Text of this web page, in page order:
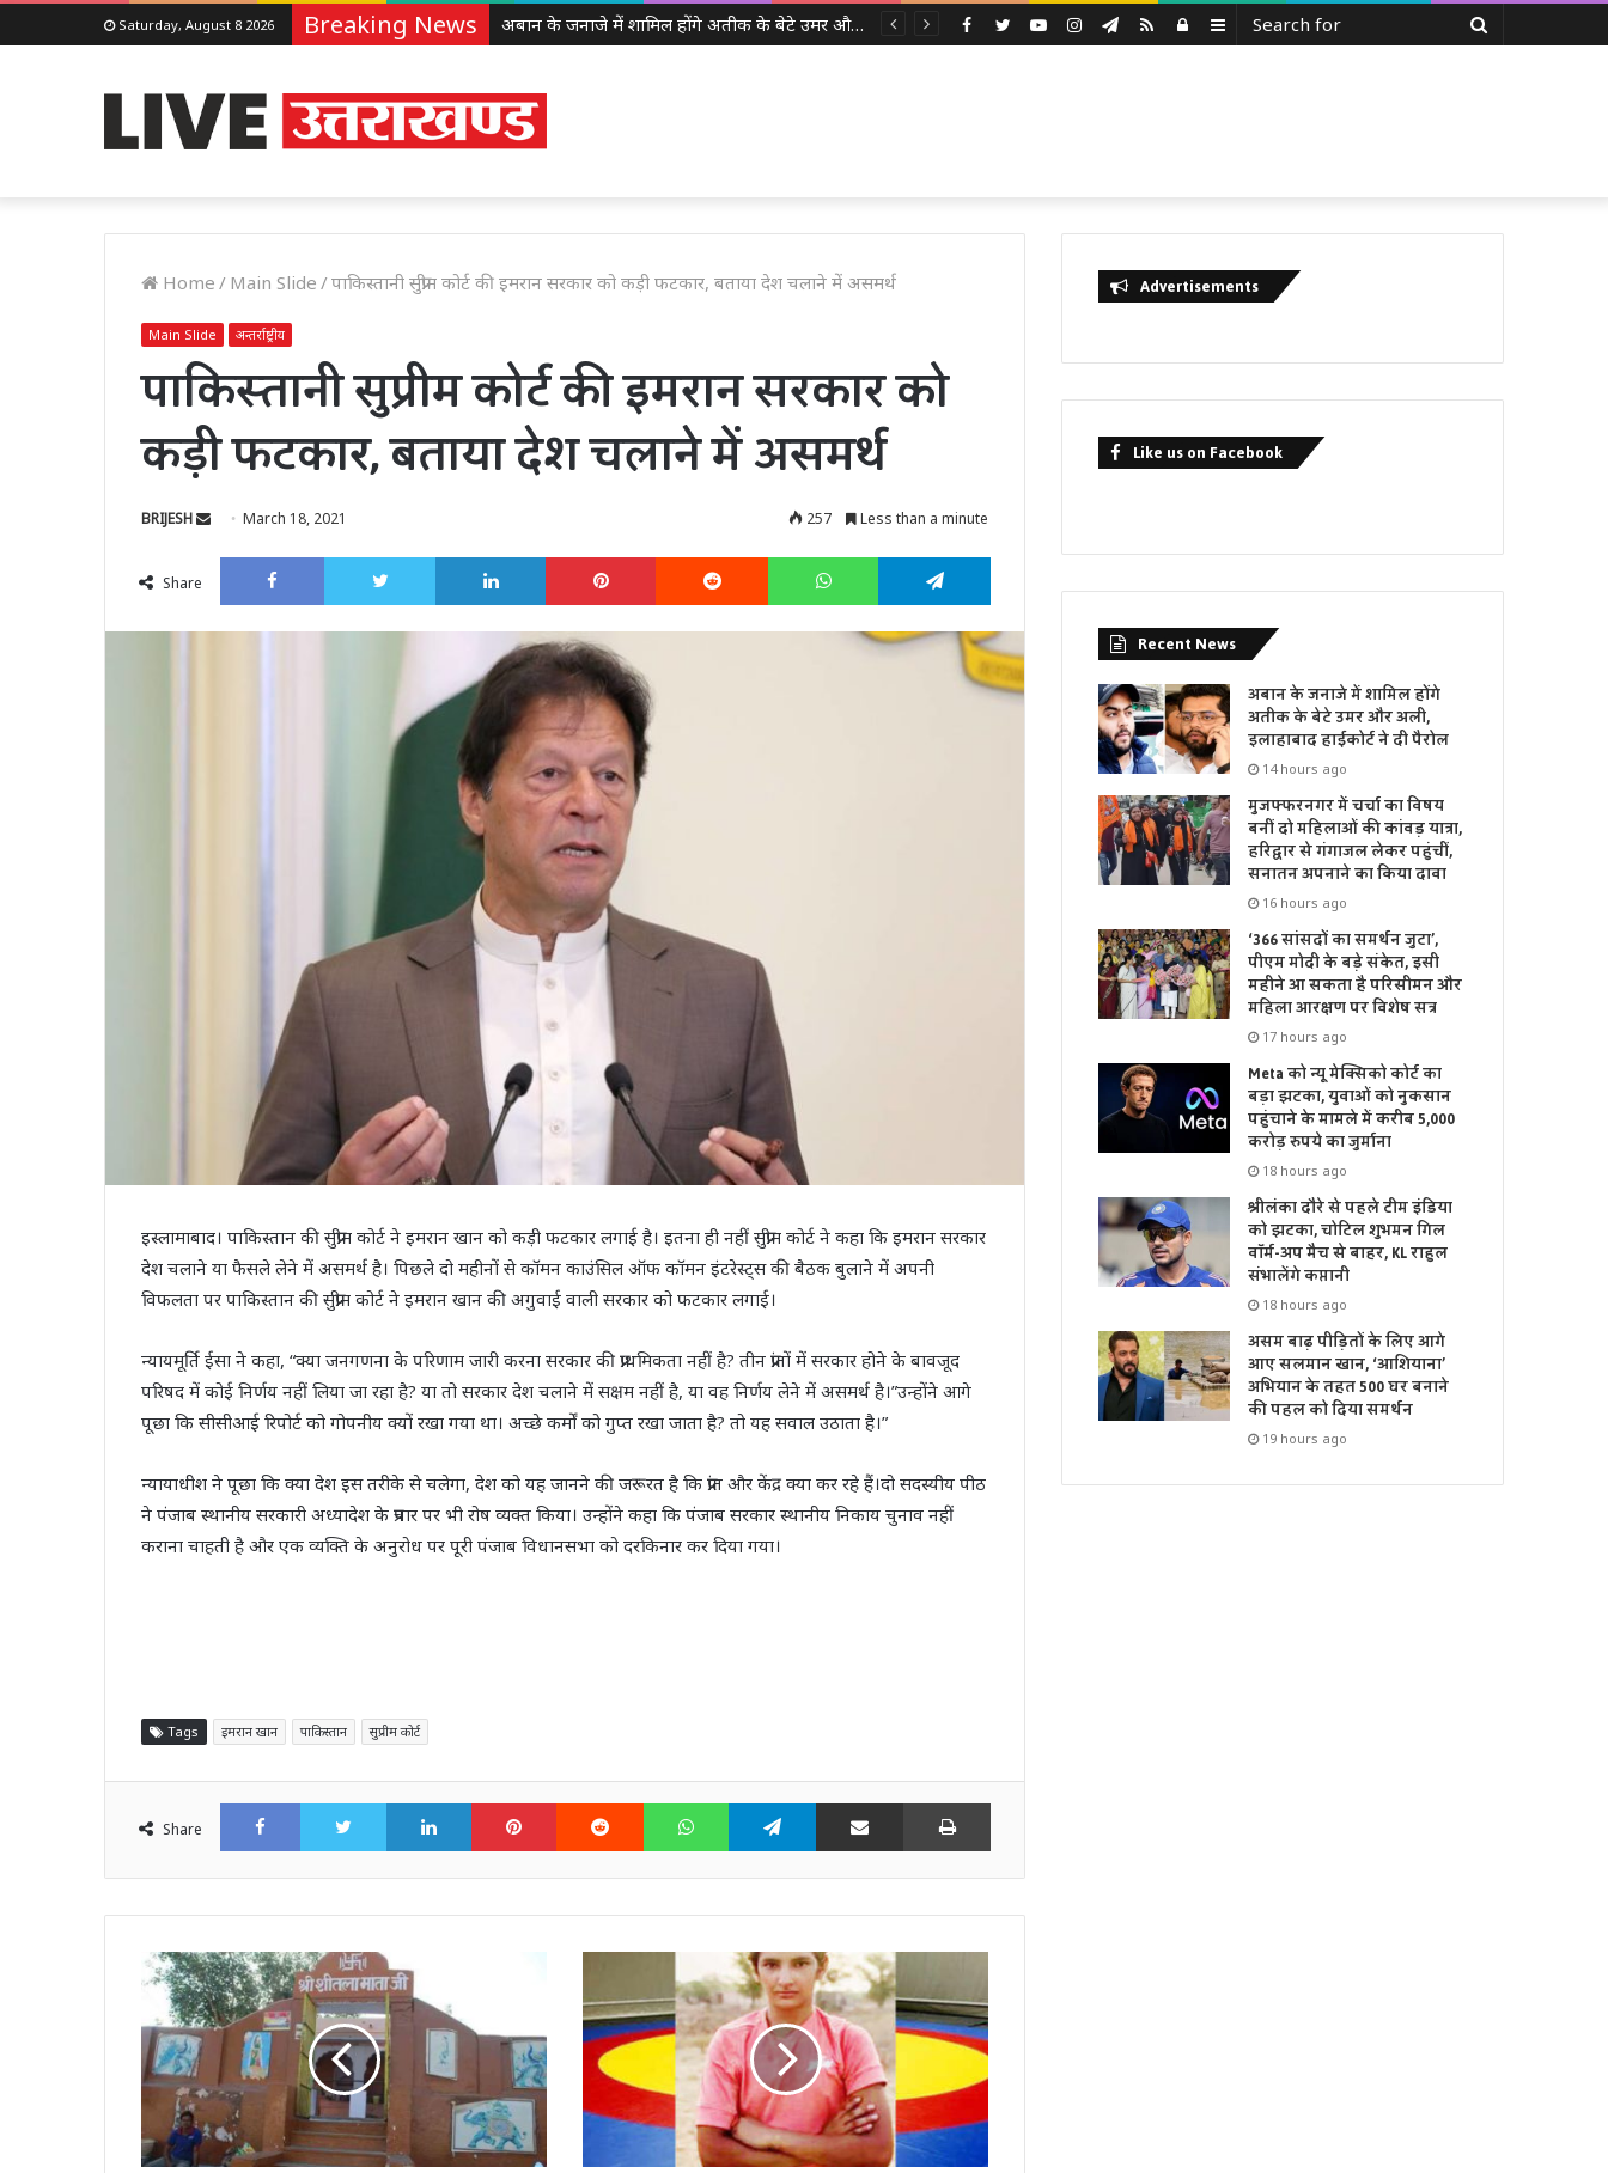
Saturday, August 8 2026 Breaking News अबान के जनाजे में शामिल होंगे अतीक के बेटे उमर और अली, इलाहाबाद हाईकोर्ट ने दी पैरोल Sidebar
Log
RSS
Telegram
Instagram
YouTube
Twitter
Facebook
Home / Main Slide /पाकिस्तानी सुप्रीम कोर्ट की इमरान सरकार को कड़ी फटकार, बताया देश चलाने में असमर्थ
Main Slide अन्तर्राष्ट्रीय
पाकिस्तानी सुप्रीम कोर्ट की इमरान सरकार को
कड़ी फटकार, बताया देश चलाने में असमर्थ
BRIJESH
SendMarch 18, 2021 257 Less than a minute
Share
Facebook Twitter LinkedIn Pinterest Reddit WhatsApp Telegram
इस्लामाबाद। पाकिस्तान की सुप्रीम कोर्ट ने इमरान खान को कड़ी फटकार लगाई है। इतना ही नहीं सुप्रीम कोर्ट ने कहा कि इमरान सरकार
देश चलाने या फैसले लेने में असमर्थ है। पिछले दो महीनों से कॉमन काउंसिल ऑफ कॉमन इंटरेस्ट्स की बैठक बुलाने में अपनी
विफलता पर पाकिस्तान की सुप्रीम कोर्ट ने इमरान खान की अगुवाई वाली सरकार को फटकार लगाई।
न्यायमूर्ति ईसा ने कहा, “क्या जनगणना के परिणाम जारी करना सरकार की प्राथमिकता नहीं है? तीन प्रांतों में सरकार होने के बावजूद
परिषद में कोई निर्णय नहीं लिया जा रहा है? या तो सरकार देश चलाने में सक्षम नहीं है, या वह निर्णय लेने में असमर्थ है।”उन्होंने आगे
पूछा कि सीसीआई रिपोर्ट को गोपनीय क्यों रखा गया था। अच्छे कर्मों को गुप्त रखा जाता है? तो यह सवाल उठाता है।”
न्यायाधीश ने पूछा कि क्या देश इस तरीके से चलेगा, देश को यह जानने की जरूरत है कि प्रांत और केंद्र क्या कर रहे हैं।दो सदस्यीय पीठ
ने पंजाब स्थानीय सरकारी अध्यादेश के प्रचार पर भी रोष व्यक्त किया। उन्होंने कहा कि पंजाब सरकार स्थानीय निकाय चुनाव नहीं
कराना चाहती है और एक व्यक्ति के अनुरोध पर पूरी पंजाब विधानसभा को दरकिनार कर दिया गया।
Tags इमरान खान पाकिस्तान सुप्रीम कोर्ट
Share
FacebookTwitter LinkedIn Pinterest Reddit WhatsAppTelegram Share via Email Print
Advertisements
Like us on Facebook
Recent News
अबान के जनाजे में शामिल होंगे
अतीक के बेटे उमर और अली,
इलाहाबाद हाईकोर्ट ने दी पैरोल
14 hours ago
मुजफ्फरनगर में चर्चा का विषय
बनीं दो महिलाओं की कांवड़ यात्रा,
हरिद्वार से गंगाजल लेकर पहुंचीं,
सनातन अपनाने का किया दावा
16 hours ago
‘366 सांसदों का समर्थन जुटा’,
पीएम मोदी के बड़े संकेत, इसी
महीने आ सकता है परिसीमन और
महिला आरक्षण पर विशेष सत्र
17 hours ago
Meta को न्यू मेक्सिको कोर्ट का
बड़ा झटका, युवाओं को नुकसान
पहुंचाने के मामले में करीब 5,000
करोड़ रुपये का जुर्माना
18 hours ago
श्रीलंका दौरे से पहले टीम इंडिया
को झटका, चोटिल शुभमन गिल
वॉर्म-अप मैच से बाहर, KL राहुल
संभालेंगे कप्तानी
18 hours ago
असम बाढ़ पीड़ितों के लिए आगे
आए सलमान खान, ‘आशियाना’
अभियान के तहत 500 घर बनाने
की पहल को दिया समर्थन
19 hours ago